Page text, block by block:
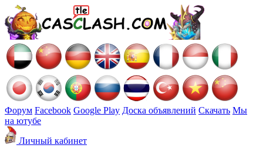
Форум Facebook Google Play Доска объявлений Скачать Мы
на ютубе
Личный кабинет